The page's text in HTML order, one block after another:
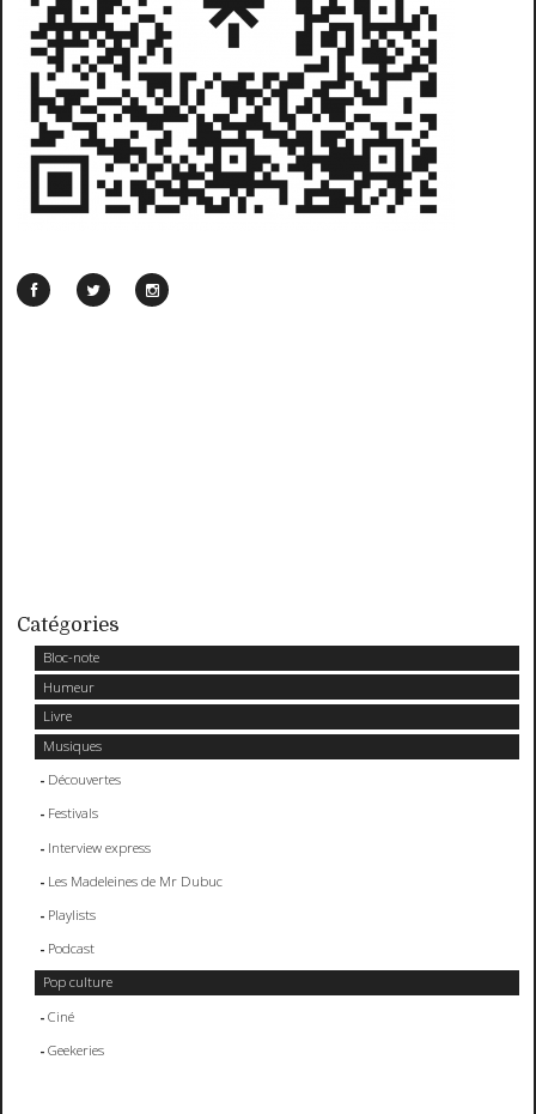
Catégories
Bloc-note
Humeur
Livre
Musiques
Découvertes
Festivals
Interview express
Les Madeleines de Mr Dubuc
Playlists
Podcast
Pop culture
Ciné
Geekeries